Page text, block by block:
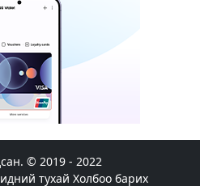
байгаа асуудалд ТЕГ-аас
дагуу шалгалтын
байна
8
© 2019 - 2022
тухай Холбоо барих